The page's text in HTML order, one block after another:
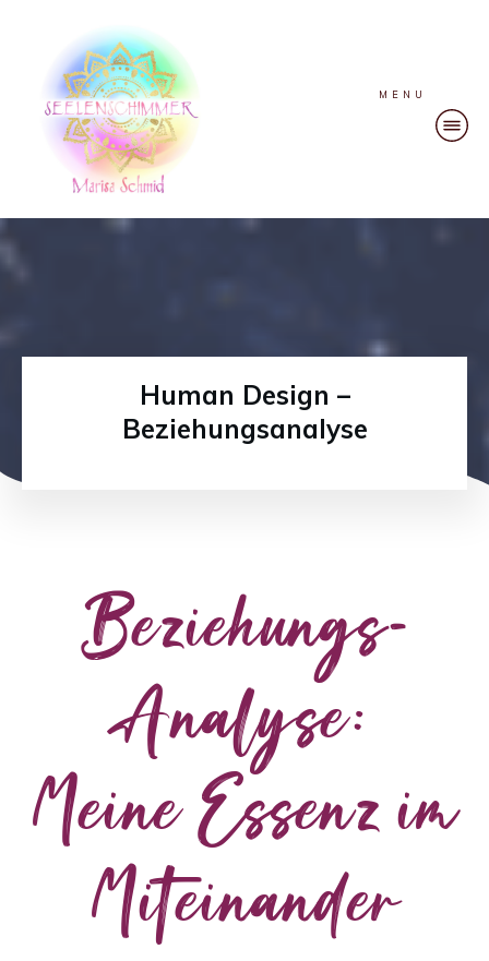
MENU
Human Design –
Beziehungsanalyse
Beziehungs-
Analyse:
Meine Essenz im
Miteinander